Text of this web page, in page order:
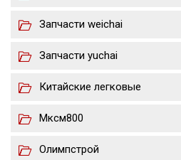
Запчасти weichai
Запчасти yuchai
Китайские легковые
Мксм800
Олимпстрой